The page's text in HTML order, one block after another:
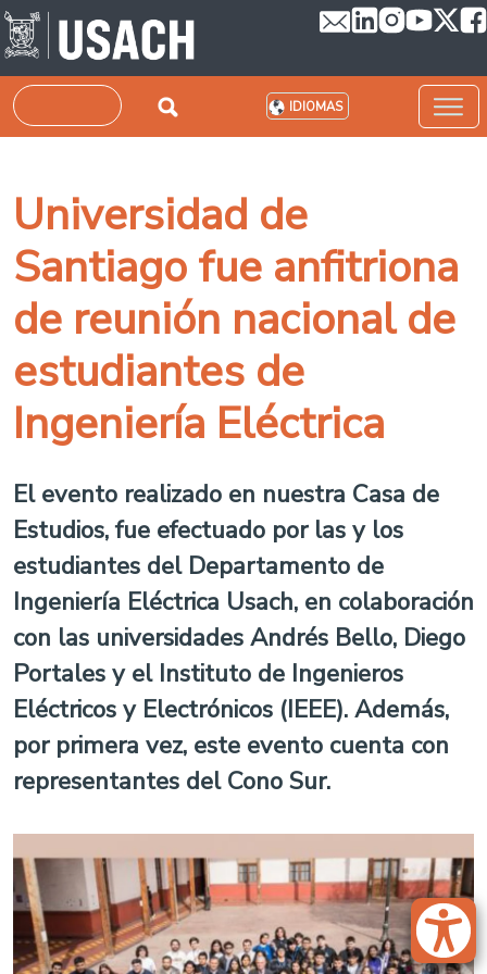
Pasar al contenido principal
Buscar IDIOMAS
Universidad de
Santiago fue anfitriona
de reunión nacional de
estudiantes de
Ingeniería Eléctrica
El evento realizado en nuestra Casa de
Estudios, fue efectuado por las y los
estudiantes del Departamento de
Ingeniería Eléctrica Usach, en colaboración
con las universidades Andrés Bello, Diego
Portales y el Instituto de Ingenieros
Eléctricos y Electrónicos (IEEE). Además,
por primera vez, este evento cuenta con
representantes del Cono Sur.